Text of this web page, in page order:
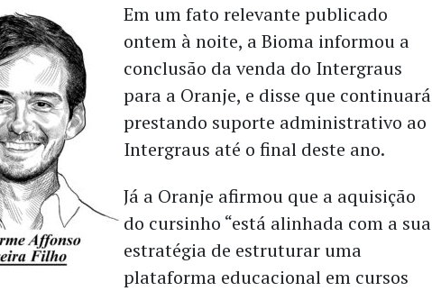
Em um fato relevante publicado
ontem à noite, a Bioma informou a
conclusão da venda do Intergraus
para a Oranje, e disse que continuará
prestando suporte administrativo ao
Intergraus até o final deste ano.
Já a Oranje afirmou que a aquisição
do cursinho “está alinhada com a sua
estratégia de estruturar uma
plataforma educacional em cursos